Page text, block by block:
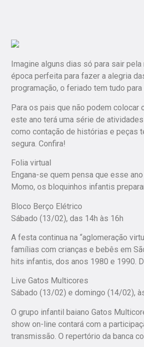
Imagine alguns dias só para sair
época perfeita para fazer a alegria
programação, o feriado tem tudo
Para os pais que não podem colocar
este ano terá uma série de
como contação de histórias e peças
segura. Confira!
Folia virtual
Engana-se quem pensa que esse
Momo, os bloquinhos infantis
Bloco Berço Elétrico
Sábado (13/02), das 14h às 16h
A festa continua na “aglomeração
famílias com crianças e bebês em
hits infantis, dos anos 1980 e 1990.
Live Gatos Multicores
Sábado (13/02) e domingo (14/02),
O grupo infantil baiano Gatos
show on-line contará com a
transmissão. O repertório da banca